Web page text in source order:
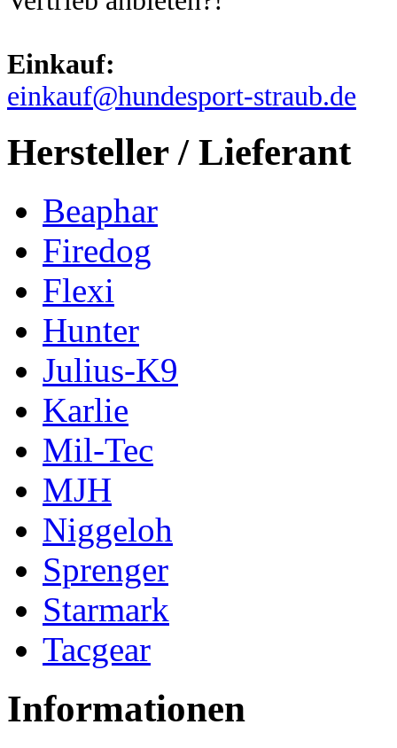
Einkauf:
einkauf@hundesport-straub.de
Hersteller / Lieferant
Beaphar
Firedog
Flexi
Hunter
Julius-K9
Karlie
Mil-Tec
MJH
Niggeloh
Sprenger
Starmark
Tacgear
Informationen